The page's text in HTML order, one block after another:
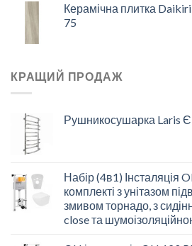
Керамічна плитка
75
КРАЩИЙ ПРОДАЖ
Рушникосушарка Laris
Набір (4в1) Інсталяція
комплекті з унітазом
змивом торнадо, з
close та